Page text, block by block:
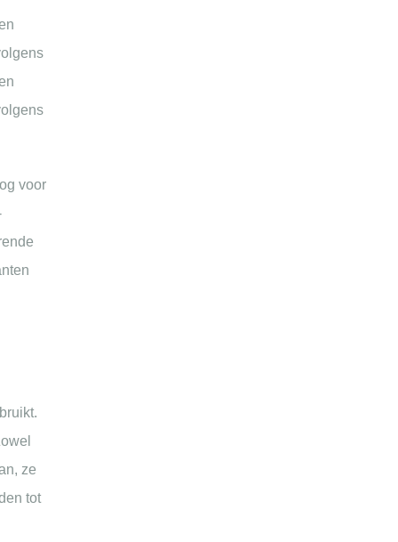
voor
ze
tot